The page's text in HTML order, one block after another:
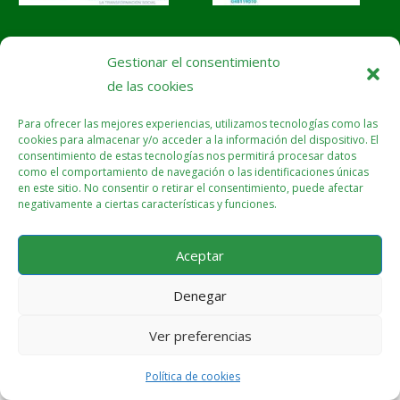
Gestionar el consentimiento
de las cookies
Para ofrecer las mejores experiencias, utilizamos tecnologías como las
cookies para almacenar y/o acceder a la información del dispositivo. El
consentimiento de estas tecnologías nos permitirá procesar datos
como el comportamiento de navegación o las identificaciones únicas
en este sitio. No consentir o retirar el consentimiento, puede afectar
negativamente a ciertas características y funciones.
Aceptar
Denegar
Ver preferencias
Política de cookies